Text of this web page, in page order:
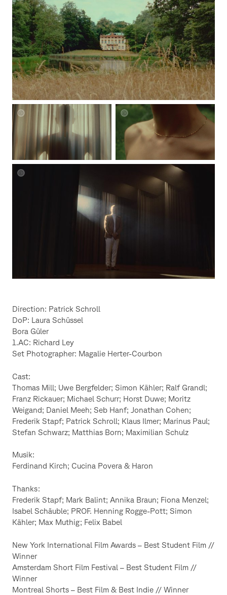
Patrick
Schroll
Schroll
Direction: Patrick Schroll
DoP: Laura Schüssel
Bora Güler
1.AC: Richard Ley
Set Photographer: Magalie Herter-Courbon
Cast:
Thomas Mill; Uwe Bergfelder; Simon Kähler; Ralf Grandl;
Franz Rickauer; Michael Schurr; Horst Duwe; Moritz
Weigand; Daniel Meeh; Seb Hanf; Jonathan Cohen;
Frederik Stapf; Patrick Schroll; Klaus Ilmer; Marinus Paul;
Stefan Schwarz; Matthias Born; Maximilian Schulz
Musik:
Ferdinand Kirch; Cucina Povera & Haron
Thanks:
Frederik Stapf; Mark Balint; Annika Braun; Fiona Menzel;
Isabel Schäuble; PROF. Henning Rogge-Pott; Simon
Kähler; Max Muthig; Felix Babel
New York International Film Awards – Best Student Film //
Winner
Amsterdam Short Film Festival – Best Student Film //
Winner
Montreal Shorts – Best Film & Best Indie // Winner